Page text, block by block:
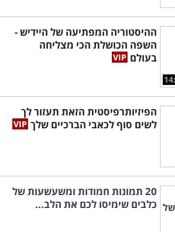
ההיסטוריה המפתיעה של היידיש -
השפה הכושלת הכי מצליחה
בעולם
הפיזיותרפיסטית הזאת תעזור לך
לשים סוף לכאבי הברכיים שלך
20 תמונות חמודות ומשעשעות של
כלבים שימיסו לכם את הלב...